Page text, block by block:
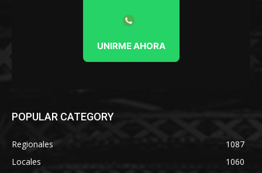
UNIRME AHORA
POPULAR CATEGORY
Regionales
1087
Locales
1060